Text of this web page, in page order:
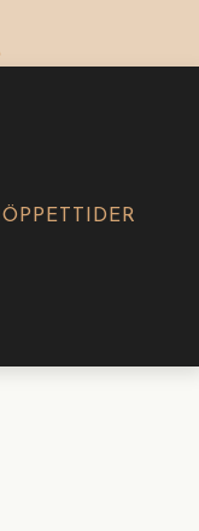
ÖPPETTIDER